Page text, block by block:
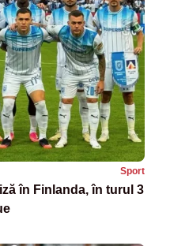
Sport
în Finlanda, în turul 3